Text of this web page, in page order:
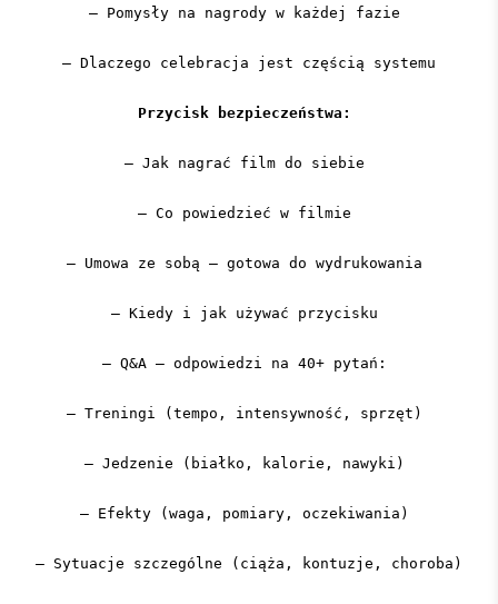
– Pomysły na nagrody w każdej fazie
– Dlaczego celebracja jest częścią systemu
Przycisk bezpieczeństwa:
– Jak nagrać film do siebie
– Co powiedzieć w filmie
– Umowa ze sobą – gotowa do wydrukowania
– Kiedy i jak używać przycisku
– Q&A – odpowiedzi na 40+ pytań:
– Treningi (tempo, intensywność, sprzęt)
– Jedzenie (białko, kalorie, nawyki)
– Efekty (waga, pomiary, oczekiwania)
– Sytuacje szczególne (ciąża, kontuzje, choroba)